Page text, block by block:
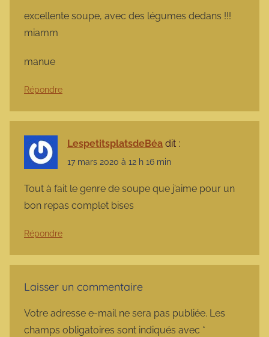
excellente soupe, avec des légumes dedans !!!
miamm
manue
Répondre
LespetitsplatsdeBéa dit :
17 mars 2020 à 12 h 16 min
Tout à fait le genre de soupe que j’aime pour un
bon repas complet bises
Répondre
Laisser un commentaire
Votre adresse e-mail ne sera pas publiée. Les
champs obligatoires sont indiqués avec *